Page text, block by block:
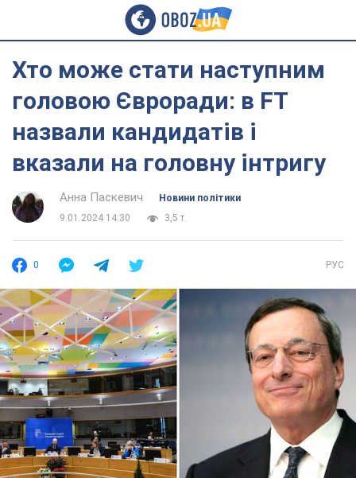
Хто може стати наступним
головою Євроради: в FT
назвали кандидатів і
вказали на головну інтригу
Анна Паскевич
Новини політики
9.01.2024 14:30
3,5 т.
0 РУС